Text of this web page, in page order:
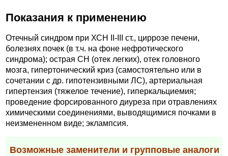
Показания к применению
Отечный синдром при ХСН II-III ст., циррозе печени,
болезнях почек (в т.ч. на фоне нефротического
синдрома); острая СН (отек легких), отек головного
мозга, гипертонический криз (самостоятельно или в
сочетании с др. гипотензивными ЛС), артериальная
гипертензия (тяжелое течение), гиперкальциемия;
проведение форсированного диуреза при отравлениях
химическими соединениями, выводящимися почками в
неизмененном виде; эклампсия.
Возможные заменители и групповые аналоги